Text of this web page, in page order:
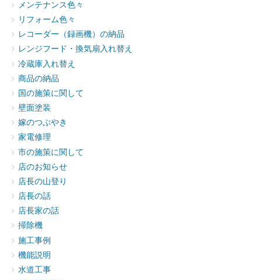
メンテナンス色々
リフォーム色々
レコーダー（録画機）の納品
レンジフード・換気扇入れ替え
冷蔵庫入れ替え
商品の納品
国の施策に関して
壁面塗装
嫁のつぶやき
家電修理
市の施策に関して
店のお知らせ
店長の山登り
店長の話
店長家の話
掃除機
施工事例
機能説明
水道工事